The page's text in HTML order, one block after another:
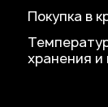
Покупка в
хранения и